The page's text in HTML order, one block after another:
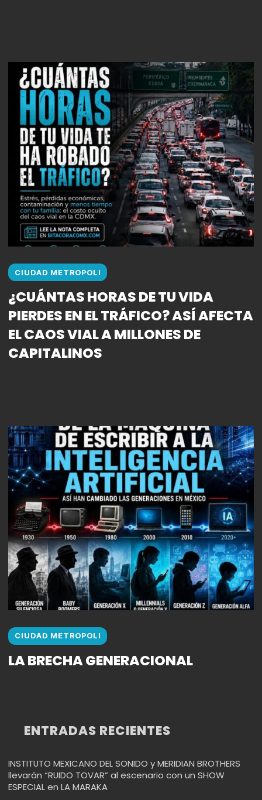
CIUDAD METROPOLI
¿CUÁNTAS HORAS DE TU VIDA
PIERDES EN EL TRÁFICO? ASÍ AFECTA
EL CAOS VIAL A MILLONES DE
CAPITALINOS
CIUDAD METROPOLI
LA BRECHA GENERACIONAL
ENTRADAS RECIENTES
INSTITUTO MEXICANO DEL SONIDO y MERIDIAN BROTHERS
llevarán “RUIDO TOVAR” al escenario con un SHOW
ESPECIAL en LA MARAKA